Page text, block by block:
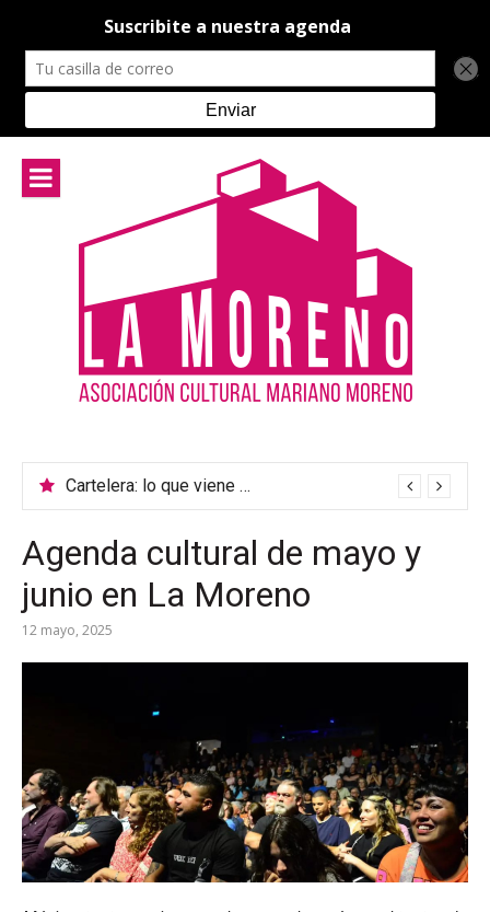
contenido
Cartelera: lo que viene en el teatro de La MorenoMúsica Argentina: un encuentro para celebrar la diversidad cultural
Agenda cultural de mayo y
junio en La Moreno
12 mayo, 2025